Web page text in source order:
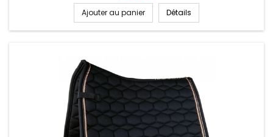
Ajouter au panier Détails